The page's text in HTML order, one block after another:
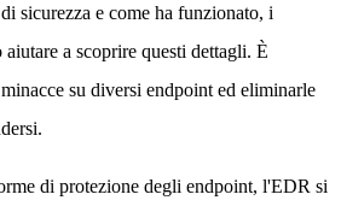
sicurezza e come ha funzionato, i
a scoprire questi dettagli. È
su diversi endpoint ed eliminarle
di protezione degli endpoint, l'EDR si